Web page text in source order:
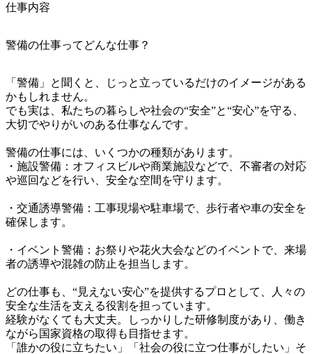
仕事内容
警備の仕事ってどんな仕事？
「警備」と聞くと、じっと立っているだけのイメージがある
かもしれません。
でも実は、私たちの暮らしや社会の“安全”と“安心”を守る、
大切でやりがいのある仕事なんです。
警備の仕事には、いくつかの種類があります。
・施設警備：オフィスビルや商業施設などで、不審者の対応
や巡回などを行い、安全な空間を守ります。
・交通誘導警備：工事現場や駐車場で、歩行者や車の安全を
確保します。
・イベント警備：お祭りや花火大会などのイベントで、来場
者の誘導や混雑の防止を担当します。
どの仕事も、“見えない安心”を提供するプロとして、人々の
安全な生活を支える役割を担っています。
経験がなくても大丈夫。しっかりした研修制度があり、働き
ながら国家資格の取得も目指せます。
「誰かの役に立ちたい」「社会の役に立つ仕事がしたい」そ